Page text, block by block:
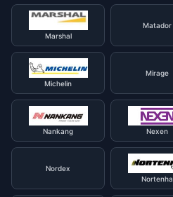
Marshal
Matador
Michelin
Mirage
Nankang Nexen
Nordex
Nortenha